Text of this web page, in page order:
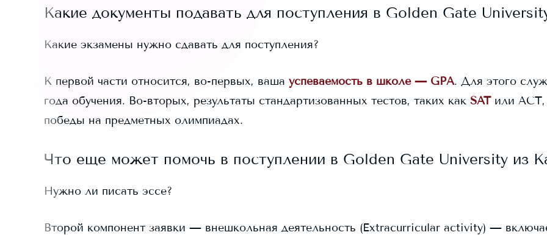
Какие документы подавать для поступления в Golden Gate
Какие экзамены нужно сдавать для поступления?
К первой части относится, во-первых, ваша успеваемость в школе — GPA. Для этого
года обучения. Во-вторых, результаты стандартизованных тестов, таких как SAT или
победы на предметных олимпиадах.
Что еще может помочь в поступлении в Golden Gate University из
Нужно ли писать эссе?
Второй компонент заявки — внешкольная деятельность (Extracurricular activity) —